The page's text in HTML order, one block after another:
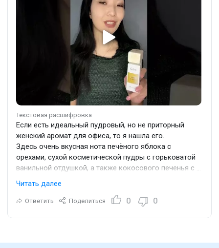
Текстовая расшифровка
Если есть идеальный пудровый, но не приторный
женский аромат для офиса, то я нашла его.
Здесь очень вкусная нота печёного яблока с
орехами, сухой косметической пудры с горьковатой
ванильной отдушкой, а также кокосового печенья с
скромный аромат. Он никого не будет отвлекать или
раздражать. Ваши коллеги страдают мигренью или
У него очень красивый флакон и упаковка, его
Читать далее
Ответить Поделиться 0 0